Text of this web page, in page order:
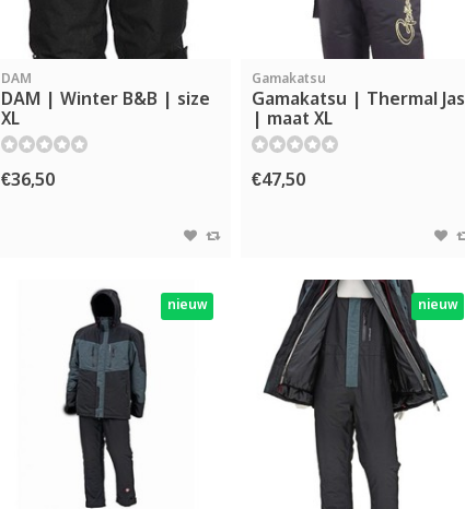
DAM
DAM | Winter B&B | size
XL
€36,50
Gamakatsu
Gamakatsu | Thermal Jas
| maat XL
€47,50
nieuw nieuw